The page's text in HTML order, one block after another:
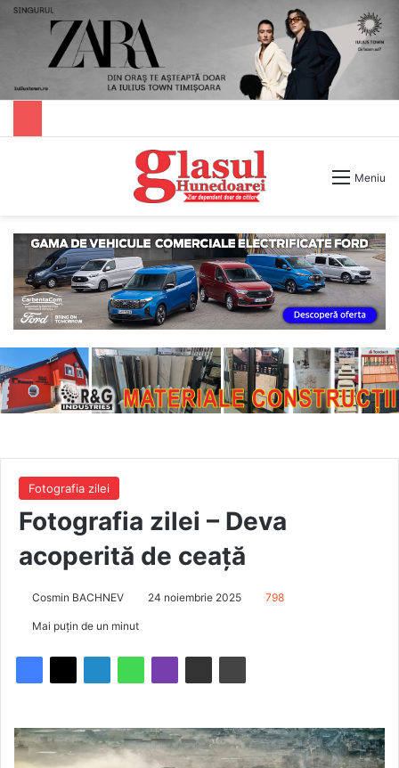
Meniu
Fotografia zilei
Fotografia zilei – Deva
acoperită de ceață
Cosmin BACHNEV 24 noiembrie 2025 798
Mai puțin de un minut